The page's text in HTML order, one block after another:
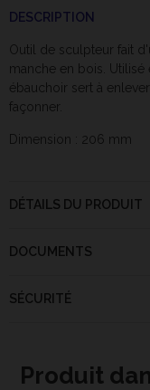
DESCRIPTION
Outil de sculpteur fait
manche en bois.
ébauchoir sert à
façonner.
Dimension : 206 mm
DÉTAILS DU PRODUIT
DOCUMENTS
SÉCURITÉ
Produit